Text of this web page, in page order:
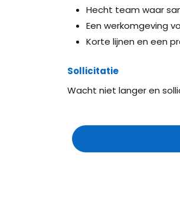
Hecht team waar
Een werkomgeving
Korte lijnen en een
Sollicitatie
Wacht niet langer en